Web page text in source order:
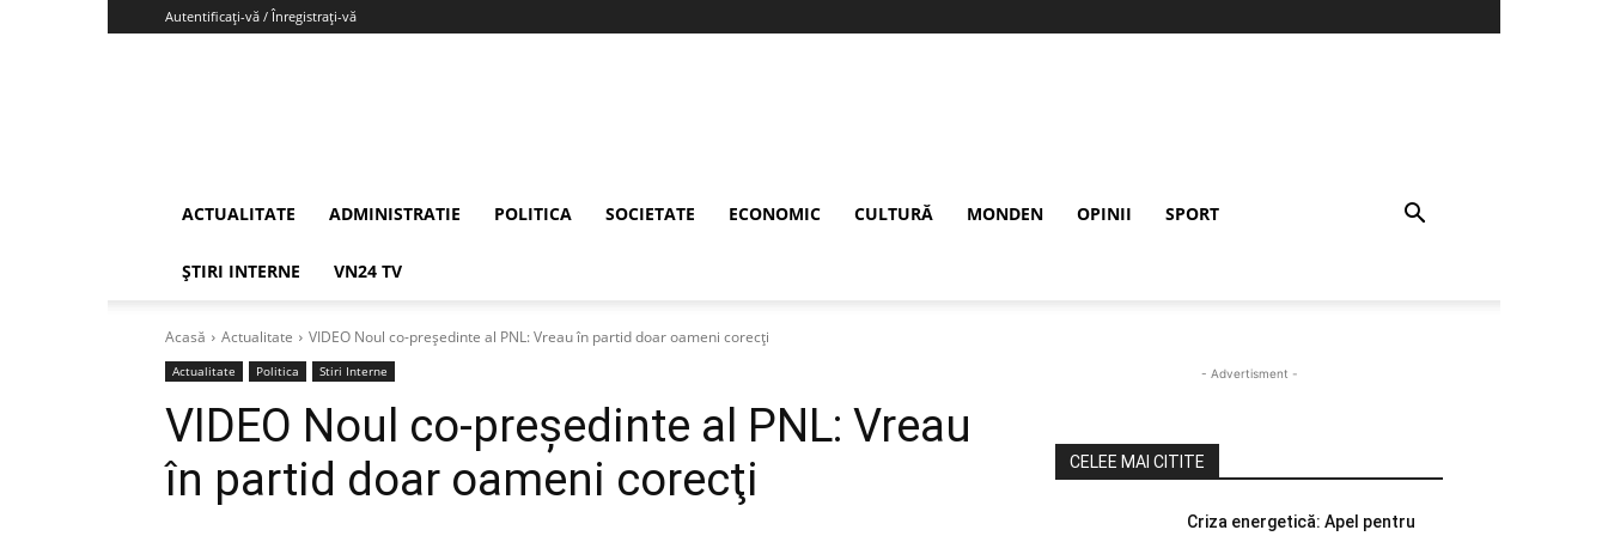
Autentificați-vă / Înregistrați-vă
ACTUALITATE ADMINISTRATIE POLITICA SOCIETATE ECONOMIC CULTURĂ MONDEN OPINII SPORT
ȘTIRI INTERNE VN24 TV
Acasă Actualitate VIDEO Noul co-preşedinte al PNL: Vreau în partid doar oameni corecţi
Actualitate Politica Stiri Interne
VIDEO Noul co-preşedinte al PNL: Vreau
în partid doar oameni corecţi
- Advertisment -
CELEE MAI CITITE
Criza energetică: Apel pentru